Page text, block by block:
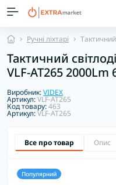
Ручні ліхтарі
Тактичний
VLF-AT265 2000Lm
Виробник:VIDEX
Артикул:VLF-AT265
Код товару:463
Артикул:VLF-AT265
Все про товар Опис
Популярний